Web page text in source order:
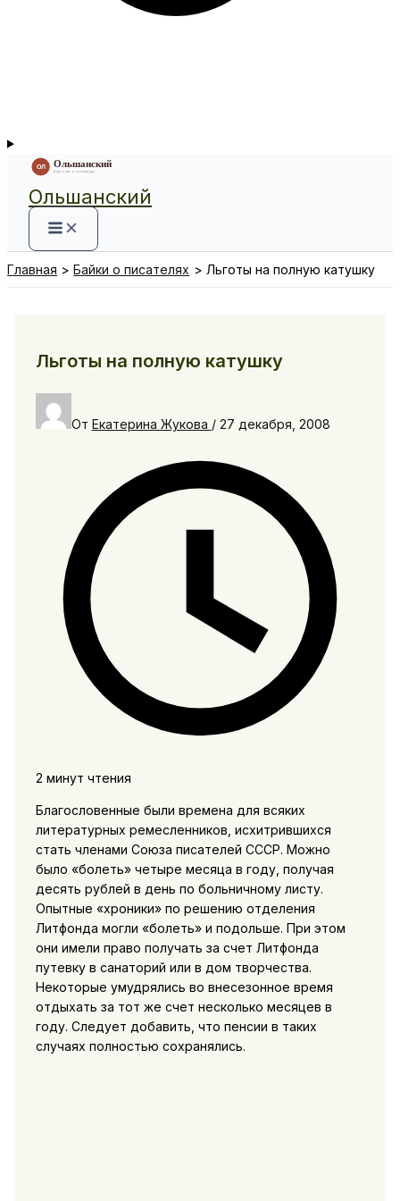
Ольшанский
Главная Байки о писателях Льготы на полную катушку
Льготы на полную катушку
От Екатерина Жукова / 27 декабря, 2008
2 минут чтения
Благословенные были времена для всяких
литературных ремесленников, исхитрившихся
стать членами Союза писателей СССР. Можно
было «болеть» четыре месяца в году, получая
десять рублей в день по больничному листу.
Опытные «хроники» по решению отделения
Литфонда могли «болеть» и подольше. При этом
они имели право получать за счет Литфонда
путевку в санаторий или в дом творчества.
Некоторые умудрялись во внесезонное время
отдыхать за тот же счет несколько месяцев в
году. Следует добавить, что пенсии в таких
случаях полностью сохранялись.